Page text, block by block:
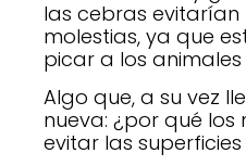
las cebras
molestias, ya que
picar a los
Algo que, a su vez
nueva: ¿por qué
evitar las